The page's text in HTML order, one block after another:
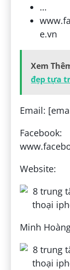
…
e.vn
Xem
đẹp tựa
Email:
Facebook:
Website:
Minh